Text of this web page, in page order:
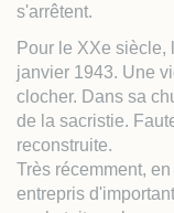
s'arrêtent.
Pour le XXe siècle,
janvier 1943. Une
clocher. Dans sa
de la sacristie.
reconstruite.
Très récemment,
entrepris